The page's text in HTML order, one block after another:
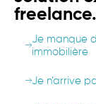
Je manque
immobilière
Je n’arrive